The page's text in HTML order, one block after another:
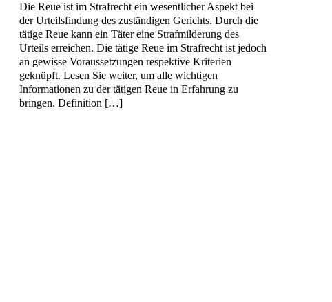
Die Reue ist im Strafrecht ein wesentlicher Aspekt bei
der Urteilsfindung des zuständigen Gerichts. Durch die
tätige Reue kann ein Täter eine Strafmilderung des
Urteils erreichen. Die tätige Reue im Strafrecht ist jedoch
an gewisse Voraussetzungen respektive Kriterien
geknüpft. Lesen Sie weiter, um alle wichtigen
Informationen zu der tätigen Reue in Erfahrung zu
bringen. Definition […]